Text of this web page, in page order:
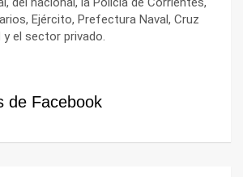
Ejército, Prefectura Naval, Cruz
el sector privado.
de Facebook